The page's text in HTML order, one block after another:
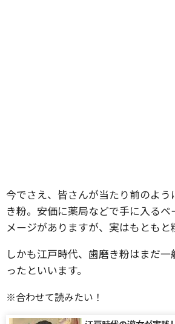
今でさえ、皆さんが当たり前のよう
き粉。安価に薬局などで手に入るペ
メージがありますが、実はもともと
しかも江戸時代、歯磨き粉はまだ
ったといいます。
※合わせて読みたい！